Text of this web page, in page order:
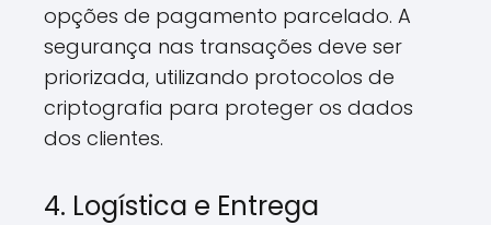
opções de pagamento parcelado. A
segurança nas transações deve ser
priorizada, utilizando protocolos de
criptografia para proteger os dados
dos clientes.
4. Logística e Entrega